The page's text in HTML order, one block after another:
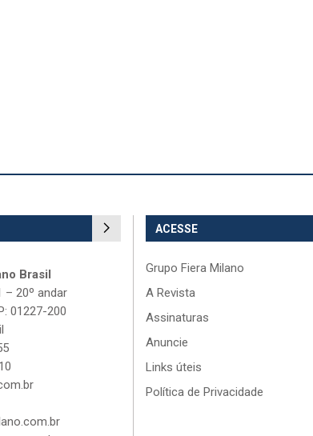
Brasil
– 20º andar
01227-200
ACESSE
Grupo Fiera Milano
A Revista
Assinaturas
Anuncie
Links úteis
Política de Privacidade